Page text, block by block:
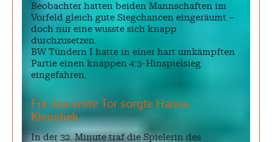
Beobachter hatten beiden Mannschaften im
Vorfeld gleich gute Siegchancen eingeräumt –
doch nur eine wusste sich knapp
durchzusetzen.
BW Tündern I hatte in einer hart umkämpften
Partie einen knappen 4:3-Hinspielsieg
eingefahren.
Für das erste Tor sorgte Hanna
Kleindiek.
In der 32. Minute traf die Spielerin des